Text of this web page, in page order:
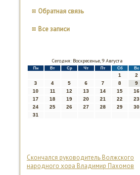
Обратная связь
Все записи
Сегодня: Воскресенье, 9 Августа
Пн Вт Ср Чт Пт Сб Вс
1
2
3
4 5 6 7 8
9
10
11 12 13 14 15
16
17
18 19 20 21 22
23
24
25 26 27 28 29
30
31
Скончался руководитель Волжского
народного хора Владимир Пахомов